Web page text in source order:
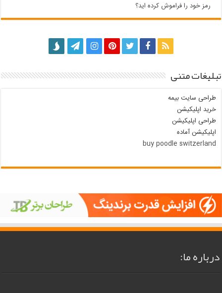
رمز خود را فراموش کرده اید؟
تبلیغات متنی
طراحی سایت بیمه
خرید اپلیکیشن
طراحی اپلیکیشن
اپلیکیشن آماده
buy poodle switzerland
درباره ما: